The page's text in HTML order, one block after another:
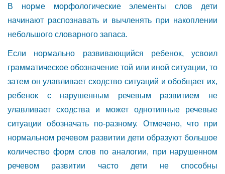
В норме морфологические элементы слов дети
начинают распознавать и вычленять при накоплении
небольшого словарного запаса.
Если нормально развивающийся ребенок, усвоил
грамматическое обозначение той или иной ситуации, то
затем он улавливает сходство ситуаций и обобщает их,
ребенок с нарушенным речевым развитием не
улавливает сходства и может однотипные речевые
ситуации обозначать по-разному. Отмечено, что при
нормальном речевом развитии дети образуют большое
количество форм слов по аналогии, при нарушенном
речевом развитии часто дети не способны